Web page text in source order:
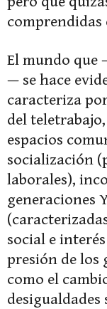
comprendidas
El mundo que
— se hace
caracteriza
del
espacios
socialización
laborales),
generaciones
social e
presión de los
como el
desigualdades